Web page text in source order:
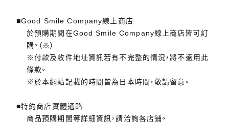
■Good Smile Company線上商店
於預購期間在Good Smile Company線上商店皆可訂
購。（※）
※付款及收件地址資訊若有不完整的情況，將不適用此
條款。
※於本網站記載的時間皆為日本時間，敬請留意。
■特約商店實體通路
商品預購期間等詳細資訊，請洽詢各店鋪。